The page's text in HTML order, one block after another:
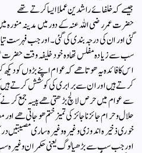
جیسے کہ خلفائے راشدین عملا ایسا کرتے تھے
حضرت عمر رضی اللہ عنہ کے دور میں مدینہ منورہ
گئی اور ان کی درجہ بندی کی گئی۔ اور جب فہرست
سب سے زیادہ مفلس تھا وہ خود خلیفہ وقت حضرت
اس کا فائدہ یہ ھوتا ھے کہ عوام اپنے بڑوں کو
کرتے ہیں اور ان سے برابری کی کوشش کرتے ہیں
سے عوام میں حرص لالچ بڑھتی ھے پیسہ جمع
حلال و حرام جائز ناجائز کی تمیز ختم ھو جاتی
خوری ذخیرہ اندوزی وغیرہ وغیرہ ساری مصیبتیں
اور جب سب سے بڑھیا لوگ یعنی حکمران وغیرہ سب